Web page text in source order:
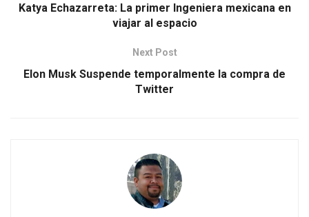
Katya Echazarreta: La primer Ingeniera mexicana en
viajar al espacio
Next Post
Elon Musk Suspende temporalmente la compra de
Twitter